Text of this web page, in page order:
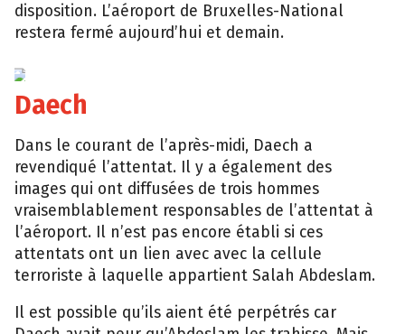
disposition. L’aéroport de Bruxelles-National
restera fermé aujourd’hui et demain.
EPA
Daech
Dans le courant de l’après-midi, Daech a
revendiqué l’attentat. Il y a également des
images qui ont diffusées de trois hommes
vraisemblablement responsables de l’attentat à
l’aéroport. Il n’est pas encore établi si ces
attentats ont un lien avec avec la cellule
terroriste à laquelle appartient Salah Abdeslam.
Il est possible qu’ils aient été perpétrés car